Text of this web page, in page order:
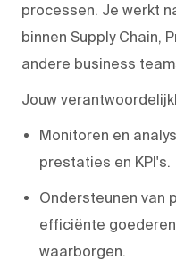
processen. Je werkt
binnen Supply Chain,
andere business
Jouw
Monitoren en
prestaties en KPI's.
Ondersteunen van
efficiënte
waarborgen.